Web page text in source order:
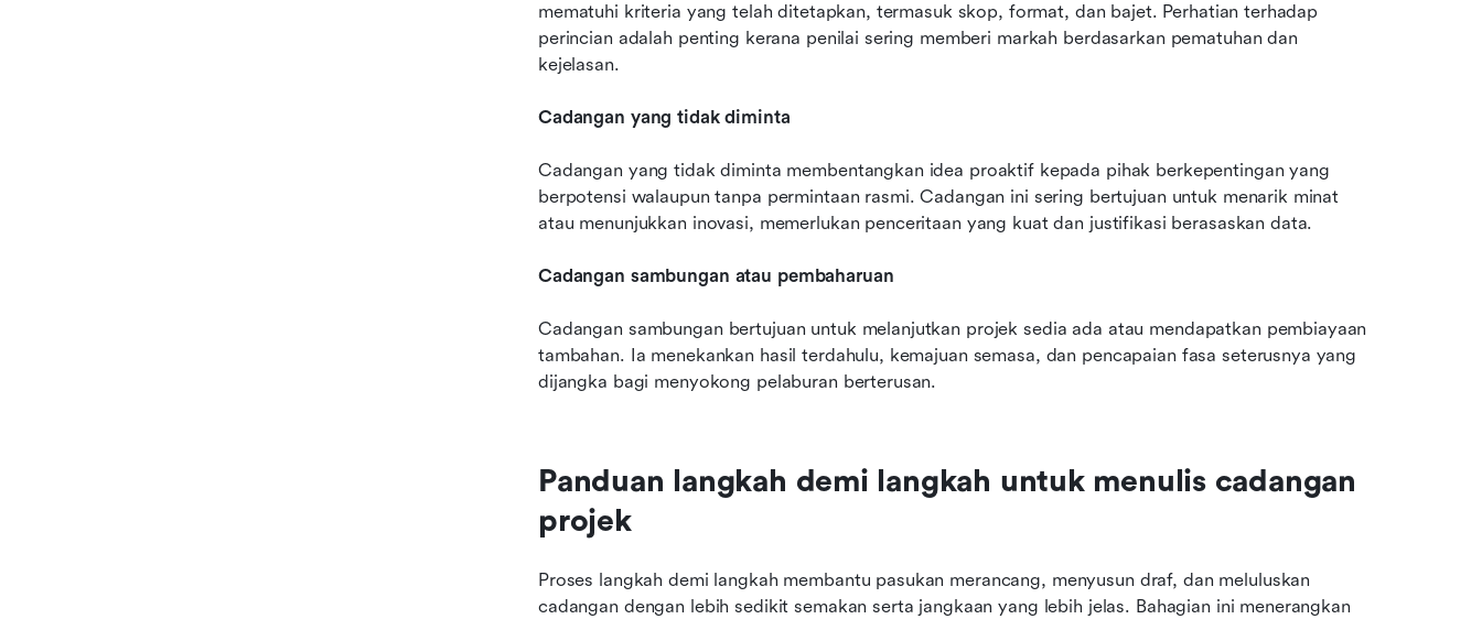
mematuhi kriteria yang telah ditetapkan, termasuk skop, format, dan bajet. Perhatian terhadap
perincian adalah penting kerana penilai sering memberi markah berdasarkan pematuhan dan
kejelasan.
Cadangan yang tidak diminta
Cadangan yang tidak diminta membentangkan idea proaktif kepada pihak berkepentingan yang
berpotensi walaupun tanpa permintaan rasmi. Cadangan ini sering bertujuan untuk menarik minat
atau menunjukkan inovasi, memerlukan penceritaan yang kuat dan justifikasi berasaskan data.
Cadangan sambungan atau pembaharuan
Cadangan sambungan bertujuan untuk melanjutkan projek sedia ada atau mendapatkan pembiayaan
tambahan. Ia menekankan hasil terdahulu, kemajuan semasa, dan pencapaian fasa seterusnya yang
dijangka bagi menyokong pelaburan berterusan.
Panduan langkah demi langkah untuk menulis cadangan
projek
Proses langkah demi langkah membantu pasukan merancang, menyusun draf, dan meluluskan
cadangan dengan lebih sedikit semakan serta jangkaan yang lebih jelas. Bahagian ini menerangkan